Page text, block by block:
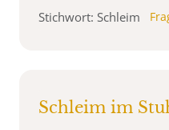
Stichwort: Schleim
Schleim im